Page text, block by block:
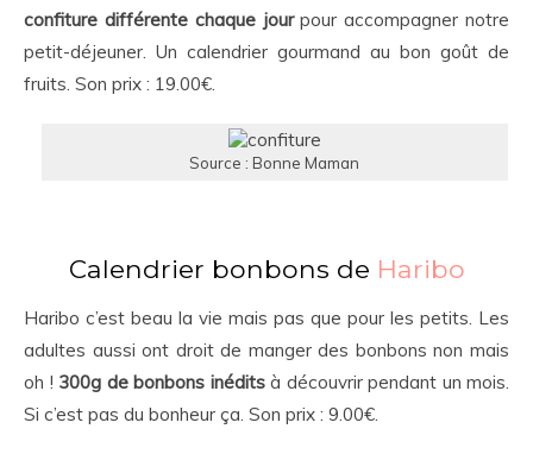
confiture différente chaque jourpour accompagner notre
petit-déjeuner. Un calendrier gourmand au bon goût de
fruits. Son prix : 19.00€.
Source : Bonne Maman
Calendrier bonbons de Haribo
Haribo c’est beau la vie mais pas que pour les petits. Les
adultes aussi ont droit de manger des bonbons non mais
oh ! 300g de bonbons inéditsà découvrir pendant un mois.
Si c’est pas du bonheur ça. Son prix : 9.00€.